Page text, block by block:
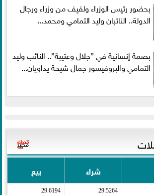
بحضور رئيس الوزراء ولفيف من وزراء ورجال
الدولة.. النائبان وليد التمامي ومحمد...
بصمة إنسانية في ”جلال وعتيبة”.. النائب وليد
التمامي والبروفيسور جمال شيحة يداويان...
شراء بيع
29.5264
29.6194